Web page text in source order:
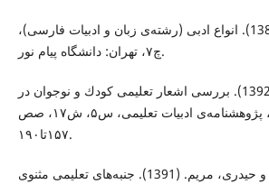
ﺷﻤﯿﺴﺎ، ﺳﯿﺮوس. (138۹). اﻧﻮاع ادﺑﯽ (رشته‌ی زبان و ادبیات فارسی)،
چ۷، ﺗﻬﺮان: دانشگاه پیام نور.
ﺻﺎدق‌زاده، ﻣﺤﻤﻮد. (1392). ﺑﺮرﺳﯽ اﺷﻌﺎر ﺗﻌﻠﯿﻤﯽ ﮐﻮدك و ﻧﻮﺟﻮان در
ادﺑﯿﺎت ﻣﻌﺎﺻﺮ، ﭘﮋوﻫﺸﻨﺎﻣﻪ‌ی ادﺑﯿﺎت ﺗﻌﻠﯿﻤﯽ، س۵، ش۱۷، صص
۱۵۷تا۱۹۰.
ﻃﻐﯿﺎﻧﯽ، اﺳﺤﺎق و ﺣﯿﺪری، ﻣﺮﯾﻢ. (1391). جنبه‌های ﺗﻌﻠﯿﻤﯽ ﻣﺜﻨﻮی